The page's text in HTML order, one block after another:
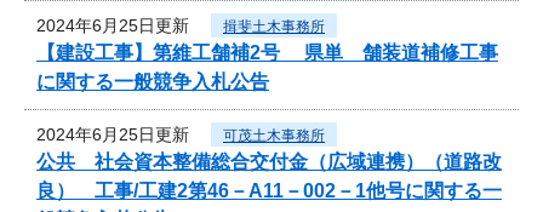
2024年6月25日更新 揖斐土木事務所
【建設工事】第維工舗補2号 県単 舗装道補修工事
に関する一般競争入札公告
2024年6月25日更新 可茂土木事務所
公共 社会資本整備総合交付金（広域連携）（道路改
良） 工事/工建2第46－A11－002－1他号に関する一